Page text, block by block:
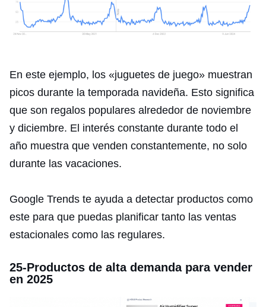
En este ejemplo, los «juguetes de juego» muestran
picos durante la temporada navideña. Esto significa
que son regalos populares alrededor de noviembre
y diciembre. El interés constante durante todo el
año muestra que venden constantemente, no solo
durante las vacaciones.
Google Trends te ayuda a detectar productos como
este para que puedas planificar tanto las ventas
estacionales como las regulares.
25-Productos de alta demanda para vender
en 2025